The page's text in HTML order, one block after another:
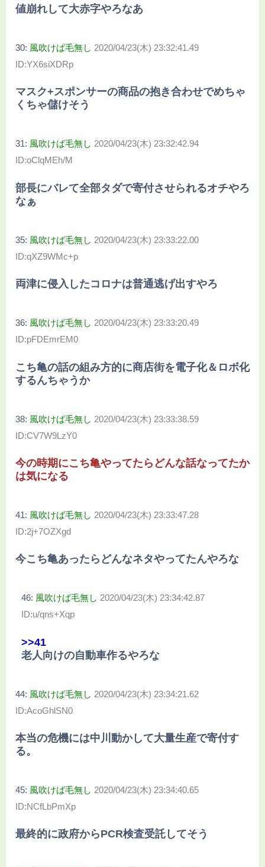
値崩れして大赤字やろなあ
30: 風吹けば毛無し 2020/04/23(木) 23:32:41.49
ID:YX6siXDRp
マスク+スポンサーの商品の抱き合わせでめちゃ
くちゃ儲けそう
31: 風吹けば毛無し 2020/04/23(木) 23:32:42.94
ID:oClqMEh/M
部長にバレて全部タダで寄付させられるオチやろ
なぁ
35: 風吹けば毛無し 2020/04/23(木) 23:33:22.00
ID:qXZ9WMc+p
両津に侵入したコロナは普通逃げ出すやろ
36: 風吹けば毛無し 2020/04/23(木) 23:33:20.49
ID:pFDEmrEM0
こち亀の話の組み方的に商店街を電子化＆ロボ化
するんちゃうか
38: 風吹けば毛無し 2020/04/23(木) 23:33:38.59
ID:CV7W9LzY0
今の時期にこち亀やってたらどんな話なってたか
は気になる
41: 風吹けば毛無し 2020/04/23(木) 23:33:47.28
ID:2j+7OZXgd
今こち亀あったらどんなネタやってたんやろな
46: 風吹けば毛無し 2020/04/23(木) 23:34:42.87
ID:u/qns+Xqp
>>41
老人向けの自動車作るやろな
44: 風吹けば毛無し 2020/04/23(木) 23:34:21.62
ID:AcoGhlSN0
本当の危機には中川動かして大量生産で寄付す
る。
45: 風吹けば毛無し 2020/04/23(木) 23:34:40.65
ID:NCfLbPmXp
最終的に政府からPCR検査受託してそう